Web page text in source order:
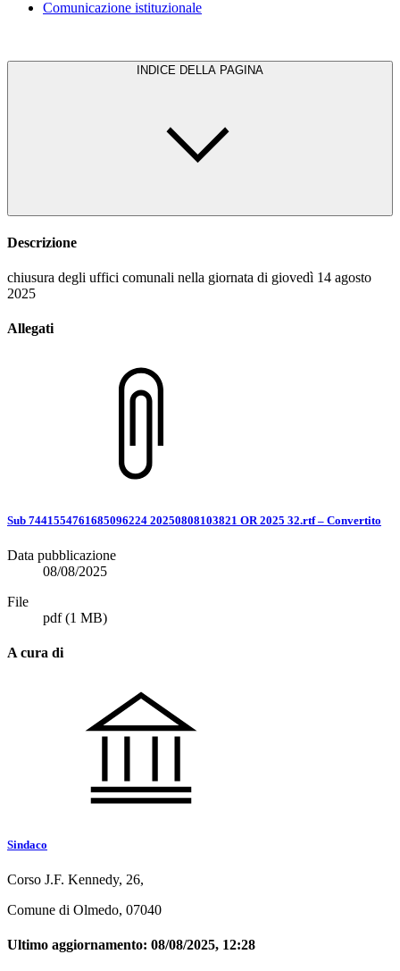
Comunicazione istituzionale
INDICE DELLA PAGINA
Descrizione
chiusura degli uffici comunali nella giornata di giovedì 14 agosto
2025
Allegati
Sub 7441554761685096224 20250808103821 OR 2025 32.rtf – Convertito
Data pubblicazione
08/08/2025
File
pdf(1 MB)
A cura di
Sindaco
Corso J.F. Kennedy, 26,
Comune di Olmedo, 07040
Ultimo aggiornamento: 08/08/2025, 12:28